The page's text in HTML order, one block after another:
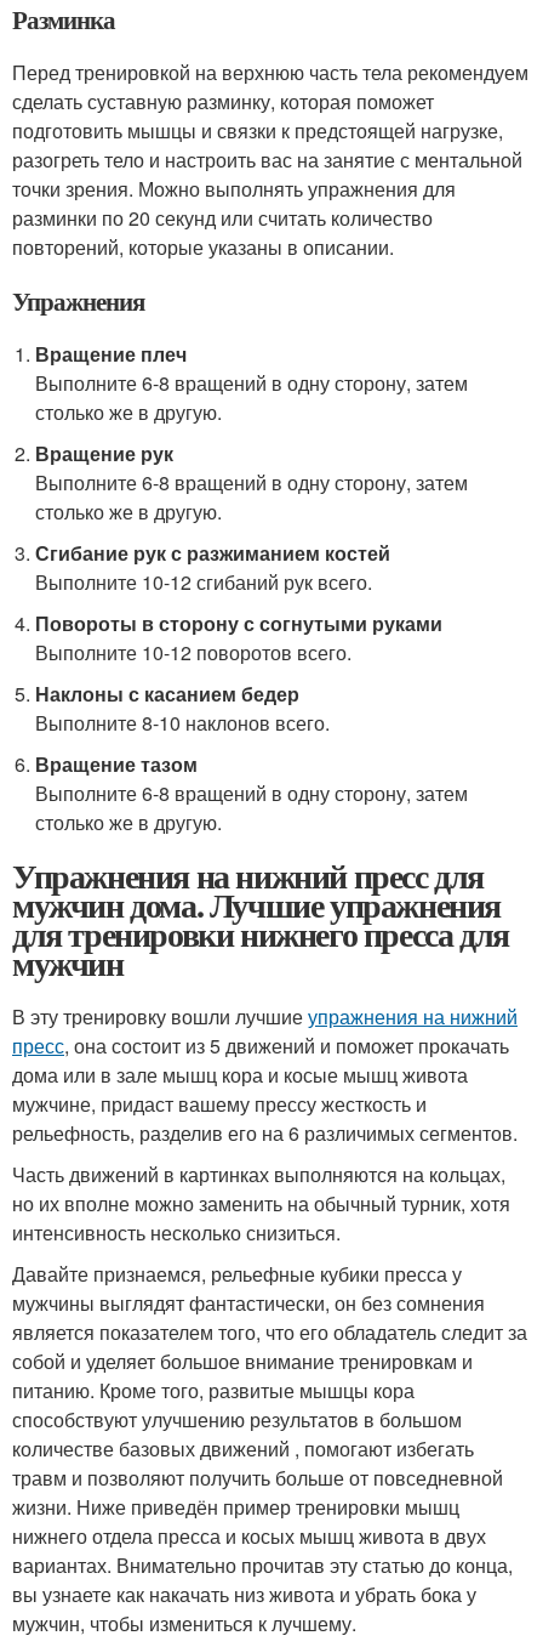
Разминка
Перед тренировкой на верхнюю часть тела рекомендуем
сделать суставную разминку, которая поможет
подготовить мышцы и связки к предстоящей нагрузке,
разогреть тело и настроить вас на занятие с ментальной
точки зрения. Можно выполнять упражнения для
разминки по 20 секунд или считать количество
повторений, которые указаны в описании.
Упражнения
Вращение плеч
Выполните 6-8 вращений в одну сторону, затем
столько же в другую.
Вращение рук
Выполните 6-8 вращений в одну сторону, затем
столько же в другую.
Сгибание рук с разжиманием костей
Выполните 10-12 сгибаний рук всего.
Повороты в сторону с согнутыми руками
Выполните 10-12 поворотов всего.
Наклоны с касанием бедер
Выполните 8-10 наклонов всего.
Вращение тазом
Выполните 6-8 вращений в одну сторону, затем
столько же в другую.
Упражнения на нижний пресс для
мужчин дома. Лучшие упражнения
для тренировки нижнего пресса для
мужчин
В эту тренировку вошли лучшиеупражнения на нижний
пресс, она состоит из 5 движений и поможет прокачать
дома или в зале мышц кора и косые мышц живота
мужчине, придаст вашему прессу жесткость и
рельефность, разделив его на 6 различимых сегментов.
Часть движений в картинках выполняются на кольцах,
но их вполне можно заменить на обычный турник, хотя
интенсивность несколько снизиться.
Давайте признаемся, рельефные кубики пресса у
мужчины выглядят фантастически, он без сомнения
является показателем того, что его обладатель следит за
собой и уделяет большое внимание тренировкам и
питанию. Кроме того, развитые мышцы кора
способствуют улучшению результатов в большом
количестве базовых движений , помогают избегать
травм и позволяют получить больше от повседневной
жизни. Ниже приведён пример тренировки мышц
нижнего отдела пресса и косых мышц живота в двух
вариантах. Внимательно прочитав эту статью до конца,
вы узнаете как накачать низ живота и убрать бока у
мужчин, чтобы измениться к лучшему.